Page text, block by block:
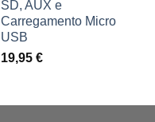
SD, AUX e
Carregamento Micro
USB
19,95 €